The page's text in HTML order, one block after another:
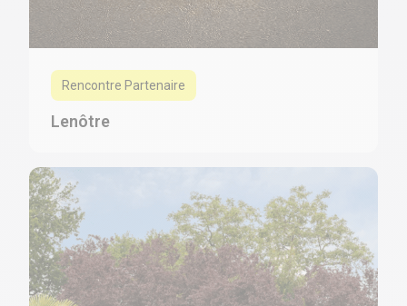
Rencontre Partenaire
Lenôtre